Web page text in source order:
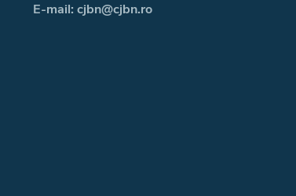
E-mail: cjbn@cjbn.ro